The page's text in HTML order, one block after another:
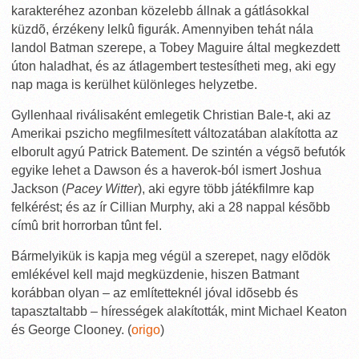
karakteréhez azonban közelebb állnak a gátlásokkal
küzdõ, érzékeny lelkû figurák. Amennyiben tehát nála
landol Batman szerepe, a Tobey Maguire által megkezdett
úton haladhat, és az átlagembert testesítheti meg, aki egy
nap maga is kerülhet különleges helyzetbe.
Gyllenhaal riválisaként emlegetik Christian Bale-t, aki az
Amerikai pszicho megfilmesített változatában alakította az
elborult agyú Patrick Batement. De szintén a végsõ befutók
egyike lehet a Dawson és a haverok-ból ismert Joshua
Jackson (Pacey Witter), aki egyre több játékfilmre kap
felkérést; és az ír Cillian Murphy, aki a 28 nappal késõbb
címû brit horrorban tûnt fel.
Bármelyikük is kapja meg végül a szerepet, nagy elõdök
emlékével kell majd megküzdenie, hiszen Batmant
korábban olyan – az említetteknél jóval idõsebb és
tapasztaltabb – hírességek alakították, mint Michael Keaton
és George Clooney. (origo)